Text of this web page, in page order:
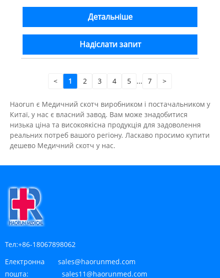
Детальніше
Надіслати запит
< 1 2 3 4 5 ... 7 >
Haorun є Медичний скотч виробником і постачальником у
Китаї, у нас є власний завод. Вам може знадобитися
низька ціна та високоякісна продукція для задоволення
реальних потреб вашого регіону. Ласкаво просимо купити
дешево Медичний скотч у нас.
Тел:+86-18067898062
Електронна
пошта:
sales@haorunmed.com
sales11@haorunmed.com